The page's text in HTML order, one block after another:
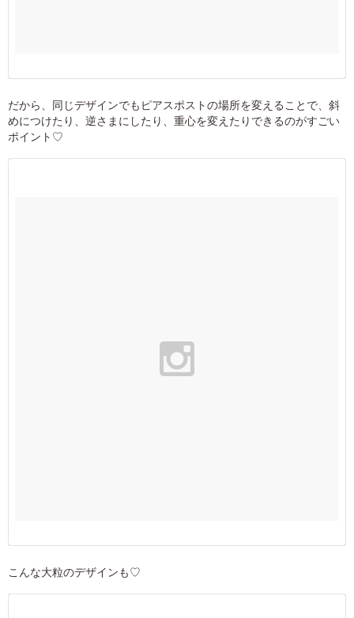
だから、同じデザインでもピアスポストの場所を変えることで、斜
めにつけたり、逆さまにしたり、重心を変えたりできるのがすごい
ポイント♡
こんな大粒のデザインも♡